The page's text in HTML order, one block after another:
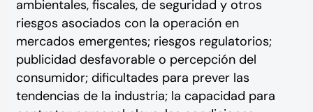
ambientales, fiscales, de seguridad y otros
riesgos asociados con la operación en
mercados emergentes; riesgos regulatorios;
publicidad desfavorable o percepción del
consumidor; dificultades para prever las
tendencias de la industria; la capacidad para